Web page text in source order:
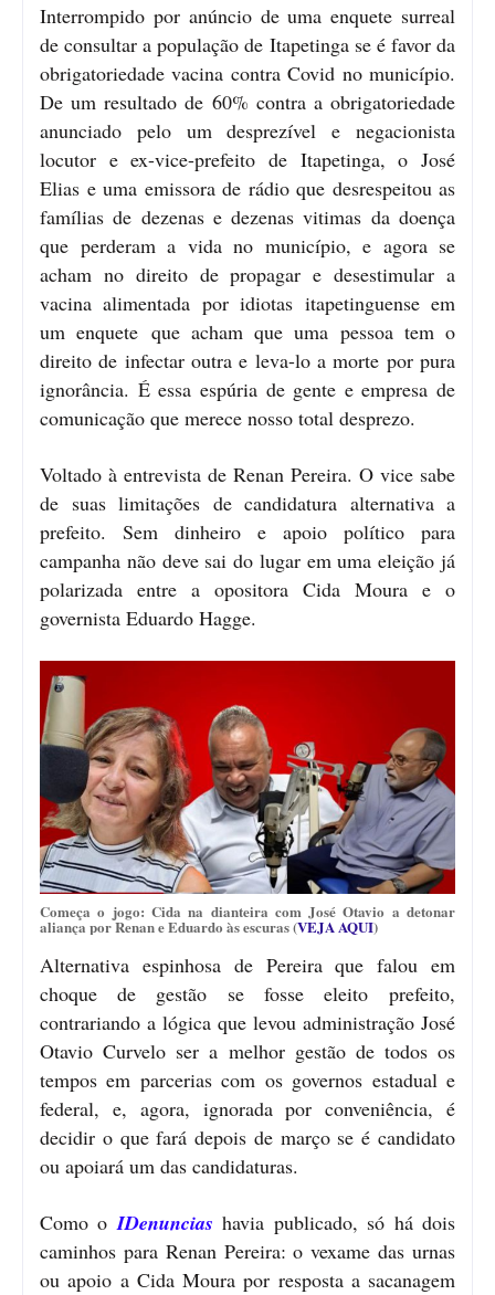
Interrompido por anúncio de uma enquete surreal
de consultar a população de Itapetinga se é favor da
obrigatoriedade vacina contra Covid no município.
De um resultado de 60% contra a obrigatoriedade
anunciado pelo um desprezível e negacionista
locutor e ex-vice-prefeito de Itapetinga, o José
Elias e uma emissora de rádio que desrespeitou as
famílias de dezenas e dezenas vitimas da doença
que perderam a vida no município, e agora se
acham no direito de propagar e desestimular a
vacina alimentada por idiotas itapetinguense em
um enquete que acham que uma pessoa tem o
direito de infectar outra e leva-lo a morte por pura
ignorância. É essa espúria de gente e empresa de
comunicação que merece nosso total desprezo.
Voltado à entrevista de Renan Pereira. O vice sabe
de suas limitações de candidatura alternativa a
prefeito. Sem dinheiro e apoio político para
campanha não deve sai do lugar em uma eleição já
polarizada entre a opositora Cida Moura e o
governista Eduardo Hagge.
Começa o jogo: Cida na dianteira com José Otavio a detonar
aliança por Renan e Eduardo às escuras (VEJA AQUI)
Alternativa espinhosa de Pereira que falou em
choque de gestão se fosse eleito prefeito,
contrariando a lógica que levou administração José
Otavio Curvelo ser a melhor gestão de todos os
tempos em parcerias com os governos estadual e
federal, e, agora, ignorada por conveniência, é
decidir o que fará depois de março se é candidato
ou apoiará um das candidaturas.
Como o IDenuncias havia publicado, só há dois
caminhos para Renan Pereira: o vexame das urnas
ou apoio a Cida Moura por resposta a sacanagem